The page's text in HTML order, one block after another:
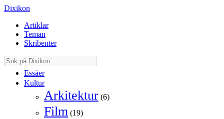
Dixikon
Artiklar
Teman
Skribenter
Essäer
Kultur
Arkitektur (6)
Film (19)